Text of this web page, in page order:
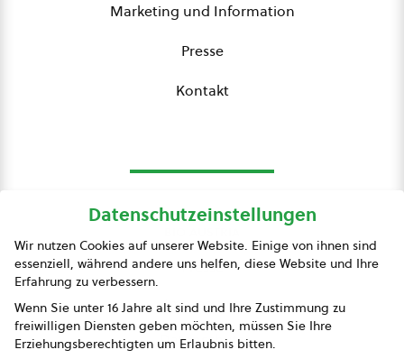
Marketing und Information
Presse
Kontakt
Presse
Impressum
Datenschutz
Datenschutzeinstellungen
Wir nutzen Cookies auf unserer Website. Einige von ihnen sind
essenziell, während andere uns helfen, diese Website und Ihre
Erfahrung zu verbessern.
Wenn Sie unter 16 Jahre alt sind und Ihre Zustimmung zu
freiwilligen Diensten geben möchten, müssen Sie Ihre
Erziehungsberechtigten um Erlaubnis bitten.